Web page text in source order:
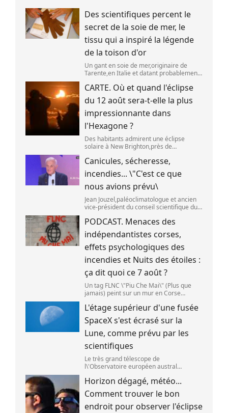
Des scientifiques percent le
secret de la soie de mer, le
tissu qui a inspiré la légende
de la toison d'or
Un gant en soie de mer,originaire de
Tarente,en Italie et datant probablement
JOHN HILL)
CARTE. Où et quand l'éclipse
du 12 août sera-t-elle la plus
impressionnante dans
l'Hexagone ?
Des habitants admirent une éclipse
solaire à New Brighton,près de
septembre 2025. (SANKA VIDANAGAMA )
Canicules, sécheresse,
incendies... \"C'est ce que
nous avions prévu\
Jean Jouzel,paléoclimatologue et ancien
vice-président du conseil scientifique du
(FRANCEINFO / RADIO FRANCE)
PODCAST. Menaces des
indépendantistes corses,
effets psychologiques des
incendies et Nuits des étoiles :
ça dit quoi ce 7 août ?
Un tag FLNC \"Piu Che Mai\" (Plus que
jamais) peint sur un mur en Corse
CASABIANCA )
L'étage supérieur d'une fusée
SpaceX s'est écrasé sur la
Lune, comme prévu par les
scientifiques
Le très grand télescope de
l\'Observatoire européen austral
que l\'étage supérieur d\'une fusée de
SpaceX s\'est bien écrasé sur la Lune,le 5
aoû
Horizon dégagé, météo...
Comment trouver le bon
endroit pour observer l'éclipse